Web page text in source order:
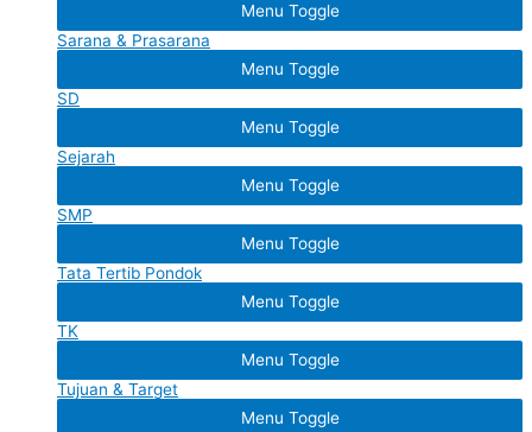
Menu Toggle
Sarana & Prasarana
Menu Toggle
SD
Menu Toggle
Sejarah
Menu Toggle
SMP
Menu Toggle
Tata Tertib Pondok
Menu Toggle
TK
Menu Toggle
Tujuan & Target
Menu Toggle